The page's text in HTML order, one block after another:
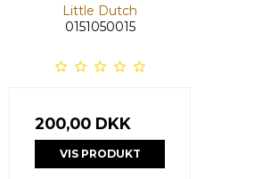
Little Dutch
0151050015
200,00 DKK
VIS PRODUKT